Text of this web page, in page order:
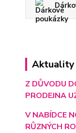
Aktuality
Z DŮVODU
PRODEJNA
V NABÍDCE
RŮZNÝCH